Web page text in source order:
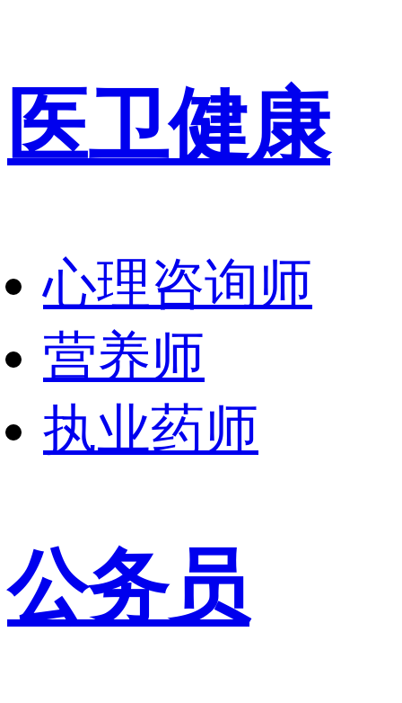
医卫健康
心理咨询师
营养师
执业药师
公务员